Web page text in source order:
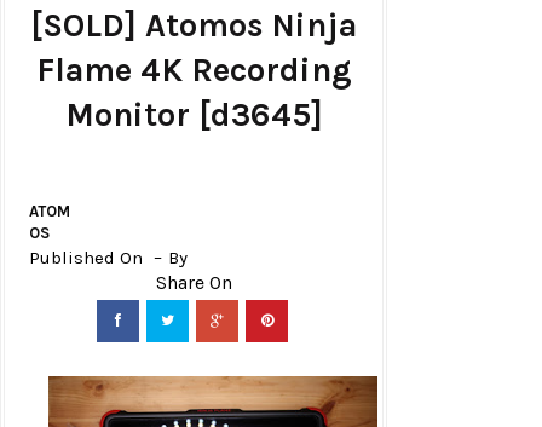
[SOLD] Atomos Ninja
Flame 4K Recording
Monitor [d3645]
ATOM
OS
Published On By